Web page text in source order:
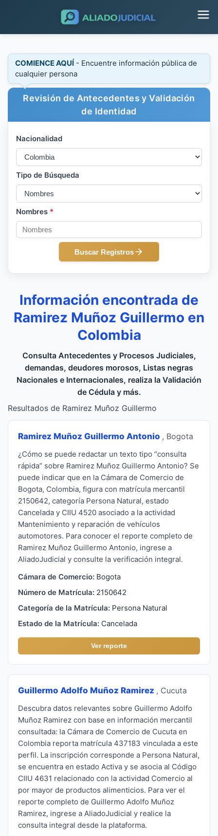
COMIENCE AQUÍ - Encuentre información pública de
cualquier persona
Revisión de Antecedentes y Validación
de Identidad
Nacionalidad
Tipo de Búsqueda
Nombres *
Buscar Registros
Información encontrada de
Ramirez Muñoz Guillermo en
Colombia
Consulta Antecedentes y Procesos Judiciales,
demandas, deudores morosos, Listas negras
Nacionales e Internacionales, realiza la Validación
de Cédula y más.
Resultados de Ramirez Muñoz Guillermo
Ramirez Muñoz Guillermo Antonio , Bogota
¿Cómo se puede redactar un texto tipo “consulta
rápida” sobre Ramirez Muñoz Guillermo Antonio? Se
puede indicar que en la Cámara de Comercio de
Bogota, Colombia, figura con matrícula mercantil
2150642, categoría Persona Natural, estado
Cancelada y CIIU 4520 asociado a la actividad
Mantenimiento y reparación de vehículos
automotores. Para conocer el reporte completo de
Ramirez Muñoz Guillermo Antonio, ingrese a
AliadoJudicial y consulte la verificación integral.
Cámara de Comercio: Bogota
Número de Matrícula: 2150642
Categoría de la Matrícula: Persona Natural
Estado de la Matrícula: Cancelada
Ver reporte
Guillermo Adolfo Muñoz Ramirez , Cucuta
Descubra datos relevantes sobre Guillermo Adolfo
Muñoz Ramirez con base en información mercantil
consultada: la Cámara de Comercio de Cucuta en
Colombia reporta matrícula 437183 vinculada a este
perfil. La inscripción corresponde a Persona Natural,
se encuentra en estado Activa y se asocia al Código
CIIU 4631 relacionado con la actividad Comercio al
por mayor de productos alimenticios. Para ver el
reporte completo de Guillermo Adolfo Muñoz
Ramirez, ingrese a AliadoJudicial y realice la
consulta integral desde la plataforma.